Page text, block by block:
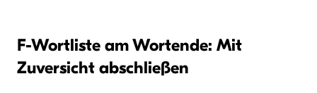
F-Wortliste am Wortende: Mit
Zuversicht abschließen